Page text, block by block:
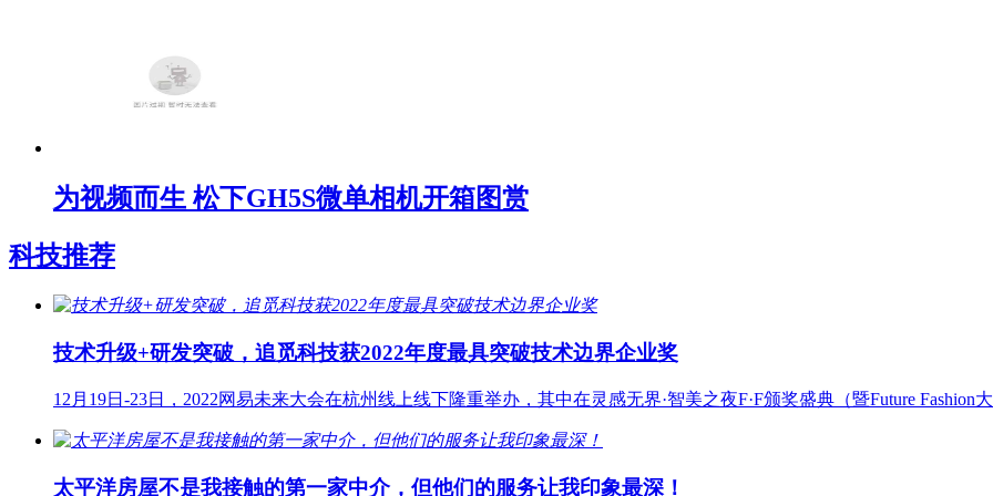
为视频而生 松下GH5S微单相机开箱图赏
科技推荐
技术升级+研发突破，追觅科技获2022年度最具突破技术边界企业奖
12月19日-23日，2022网易未来大会在杭州线上线下隆重举办，其中在灵感无界·智美之夜F·F颁奖盛典（暨Future Fashion
太平洋房屋不是我接触的第一家中介，但他们的服务让我印象最深！